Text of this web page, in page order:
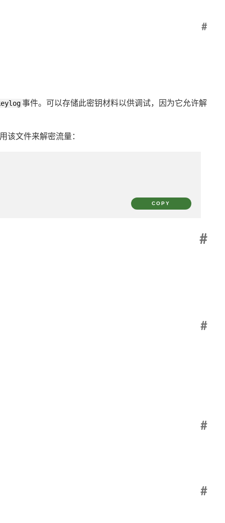
#
事件。可以存储此密钥材料以供调试，因为它允许解
该文件来解密流量：
COPY
#
#
#
#